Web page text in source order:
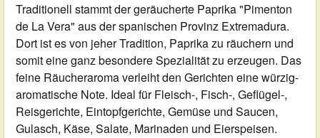
Traditionell stammt der geräucherte Paprika "Pimenton
de La Vera" aus der spanischen Provinz Extremadura.
Dort ist es von jeher Tradition, Paprika zu räuchern und
somit eine ganz besondere Spezialität zu erzeugen. Das
feine Räucheraroma verleiht den Gerichten eine würzig-
aromatische Note. Ideal für Fleisch-, Fisch-, Geflügel-,
Reisgerichte, Eintopfgerichte, Gemüse und Saucen,
Gulasch, Käse, Salate, Marinaden und Eierspeisen.